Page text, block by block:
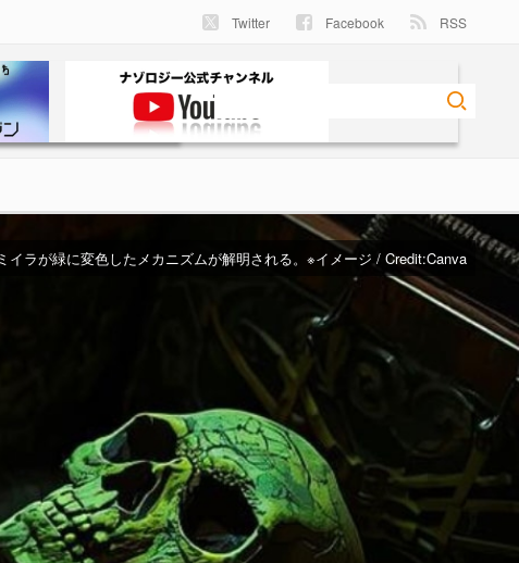
Twitter Facebook RSS
ミイラが緑に変色したメカニズムが解明される。※イメージ / Credit:Canva